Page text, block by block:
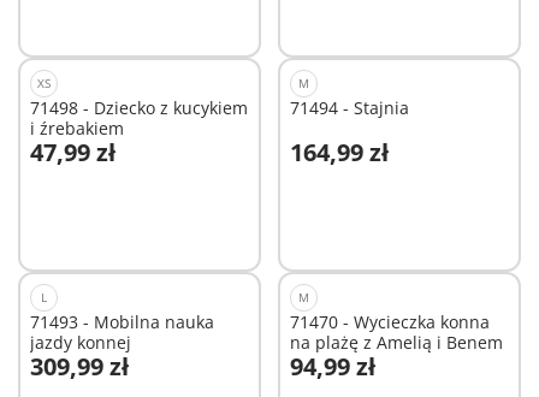
XS
71498 - Dziecko z kucykiem
i źrebakiem
47,99 zł
Dodaj do koszyka
M
71494 - Stajnia
164,99 zł
L
71493 - Mobilna nauka
jazdy konnej
309,99 zł
M
71470 - Wycieczka konna
na plażę z Amelią i Benem
94,99 zł
Dodaj do koszyka